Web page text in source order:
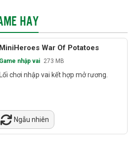
HAY
MiniHeroes War Of Potatoes
Game nhập vai 273 MB
Lối chơi nhập vai kết hợp mở rương.
Ngẫu nhiên